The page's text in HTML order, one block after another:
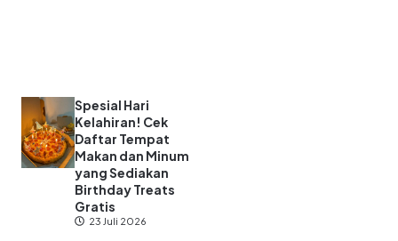
Spesial Hari
Kelahiran! Cek
Daftar Tempat
Makan dan Minum
yang Sediakan
Birthday Treats
Gratis
23 Juli 2026